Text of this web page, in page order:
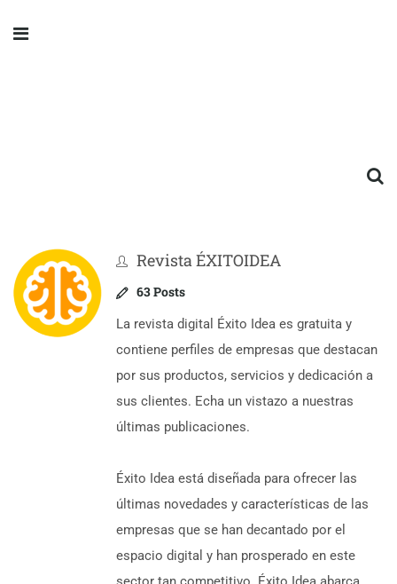
Revista ÉXITOIDEA
63 Posts
La revista digital Éxito Idea es gratuita y
contiene perfiles de empresas que destacan
por sus productos, servicios y dedicación a
sus clientes. Echa un vistazo a nuestras
últimas publicaciones.
Éxito Idea está diseñada para ofrecer las
últimas novedades y características de las
empresas que se han decantado por el
espacio digital y han prosperado en este